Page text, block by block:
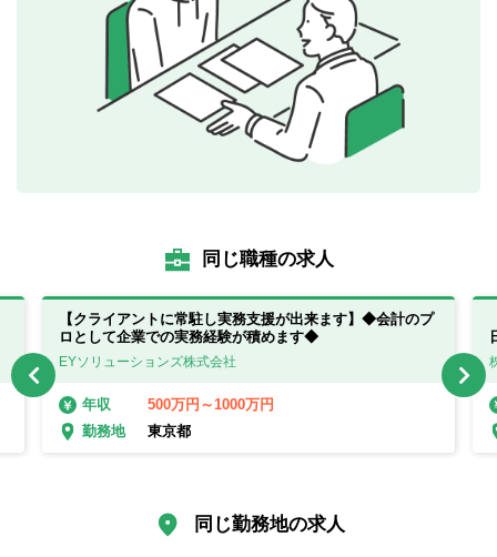
同じ職種の求人
【クライアントに常駐し実務支援が出来ます】◆会計のプ
ロとして企業での実務経験が積めます◆
EYソリューションズ株式会社
年収
500万円～1000万円
勤務地
東京都
同じ勤務地の求人